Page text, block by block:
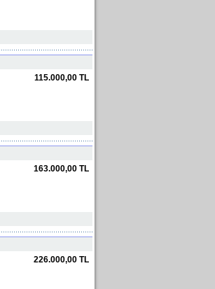
115.000,00 TL
163.000,00 TL
226.000,00 TL